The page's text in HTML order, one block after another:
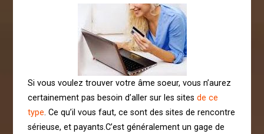
Si vous voulez trouver votre âme soeur, vous n’aurez
certainement pas besoin d’aller sur les sitesde ce
type. Ce qu’il vous faut, ce sont des sites de rencontre
sérieuse, et payants.C’est généralement un gage de